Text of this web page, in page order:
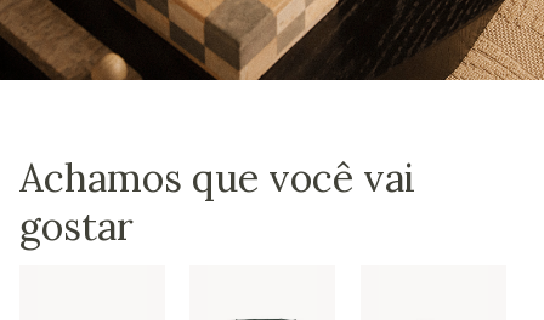
Achamos que você vai
gostar